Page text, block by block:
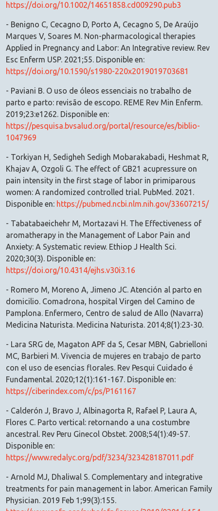
https://doi.org/10.1002/14651858.cd009290.pub3
- Benigno C, Cecagno D, Porto A, Cecagno S, De Araújo
Marques V, Soares M. Non-pharmacological therapies
Applied in Pregnancy and Labor: An Integrative review. Rev
Esc Enferm USP. 2021;55. Disponible en:
https://doi.org/10.1590/s1980-220x2019019703681
- Paviani B. O uso de óleos essenciais no trabalho de
parto e parto: revisão de escopo. REME Rev Min Enferm.
2019;23:e1262. Disponible en:
https://pesquisa.bvsalud.org/portal/resource/es/biblio-
1047969
- Torkiyan H, Sedigheh Sedigh Mobarakabadi, Heshmat R,
Khajav A, Ozgoli G. The effect of GB21 acupressure on
pain intensity in the first stage of labor in primiparous
women: A randomized controlled trial. PubMed. 2021.
Disponible en: https://pubmed.ncbi.nlm.nih.gov/33607215/
- Tabatabaeichehr M, Mortazavi H. The Effectiveness of
aromatherapy in the Management of Labor Pain and
Anxiety: A Systematic review. Ethiop J Health Sci.
2020;30(3). Disponible en:
https://doi.org/10.4314/ejhs.v30i3.16
- Romero M, Moreno A, Jimeno JC. Atención al parto en
domicilio. Comadrona, hospital Virgen del Camino de
Pamplona. Enfermero, Centro de salud de Allo (Navarra)
Medicina Naturista. Medicina Naturista. 2014;8(1):23-30.
- Lara SRG de, Magaton APF da S, Cesar MBN, Gabrielloni
MC, Barbieri M. Vivencia de mujeres en trabajo de parto
con el uso de esencias florales. Rev Pesqui Cuidado é
Fundamental. 2020;12(1):161-167. Disponible en:
https://ciberindex.com/c/ps/P161167
- Calderón J, Bravo J, Albinagorta R, Rafael P, Laura A,
Flores C. Parto vertical: retornando a una costumbre
ancestral. Rev Peru Ginecol Obstet. 2008;54(1):49-57.
Disponible en:
https://www.redalyc.org/pdf/3234/323428187011.pdf
- Arnold MJ, Dhaliwal S. Complementary and integrative
treatments for pain management in labor. American Family
Physician. 2019 Feb 1;99(3):155.